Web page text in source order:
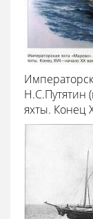
Н.С.Путятин
яхты. Конец